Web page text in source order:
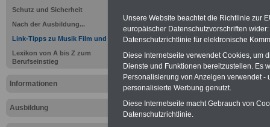
Schutz und Sicherheit
Nach der Ausbildung...
Link-Tipps zu Musik Film und Video
Lexikon von A bis Z zum
Berufseinstieg
Informationen
Ausbildung
öffentlichen
Film und
Unsere Website beachtet die Richtlinie zur
europäischer Datenschutzvorschriften
Datenschutzrichtlinie für elektronische
Diese Internetseite verwendet Cookies, um
Dienste und Funktionen bereitzustellen. Es
Personalisierung von Anzeigen verwendet
personalisierte Werbung genutzt.
Diese Internetseite macht Gebrauch von
Datenschutzrichtlinie.